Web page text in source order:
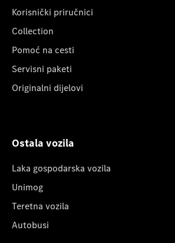
Korisnički priručnici
Collection
Pomoć na cesti
Servisni paketi
Originalni dijelovi
Ostala vozila
Laka gospodarska vozila
Unimog
Teretna vozila
Autobusi